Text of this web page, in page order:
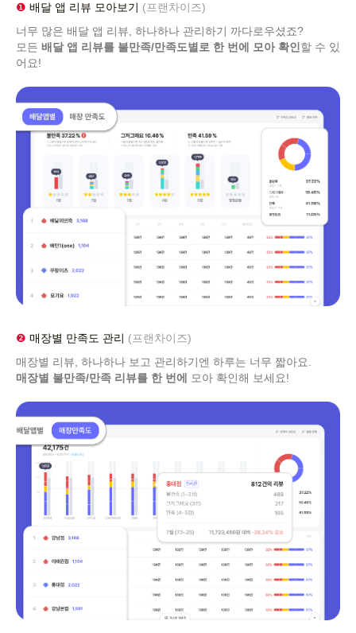
❶ 배달 앱 리뷰 모아보기 (프랜차이즈)
너무 많은 배달 앱 리뷰, 하나하나 관리하기 까다로우셨죠?
모든 배달 앱 리뷰를 불만족/만족도별로 한 번에 모아 확인할 수 있
어요!
❷ 매장별 만족도 관리 (프랜차이즈)
매장별 리뷰, 하나하나 보고 관리하기엔 하루는 너무 짧아요.
매장별 불만족/만족 리뷰를 한 번에
모아 확인해 보세요!